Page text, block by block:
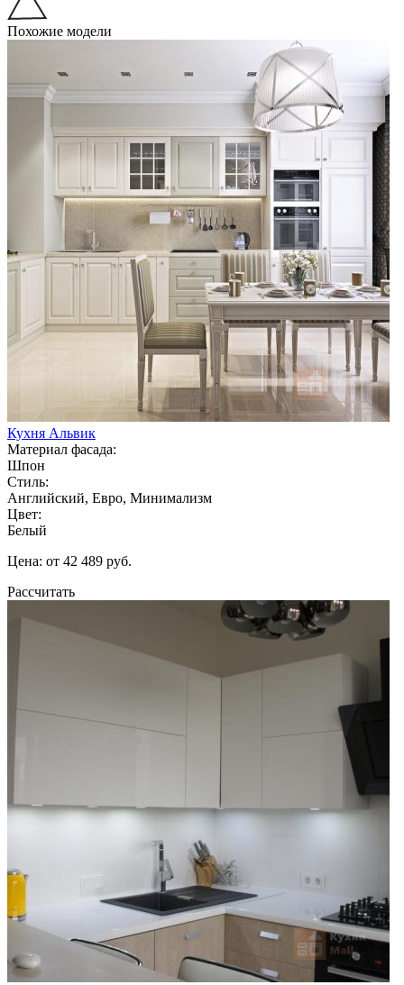
Похожие модели
Кухня Альвик
Материал фасада:
Шпон
Стиль:
Английский, Евро, Минимализм
Цвет:
Белый
Цена: от 42 489 руб.
Рассчитать